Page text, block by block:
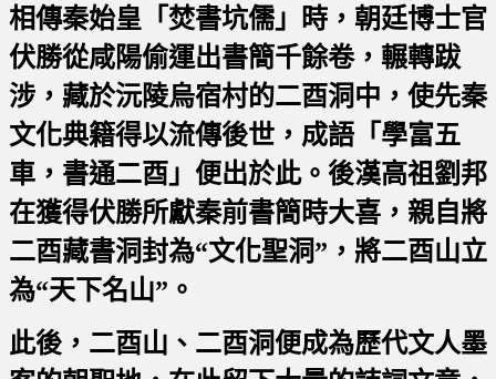
相傳秦始皇「焚書坑儒」時，朝廷博士官
伏勝從咸陽偷運出書簡千餘卷，輾轉跋
涉，藏於沅陵烏宿村的二酉洞中，使先秦
文化典籍得以流傳後世，成語「學富五
車，書通二酉」便出於此。後漢高祖劉邦
在獲得伏勝所獻秦前書簡時大喜，親自將
二酉藏書洞封為“文化聖洞”，將二酉山立
為“天下名山”。
此後，二酉山、二酉洞便成為歷代文人墨